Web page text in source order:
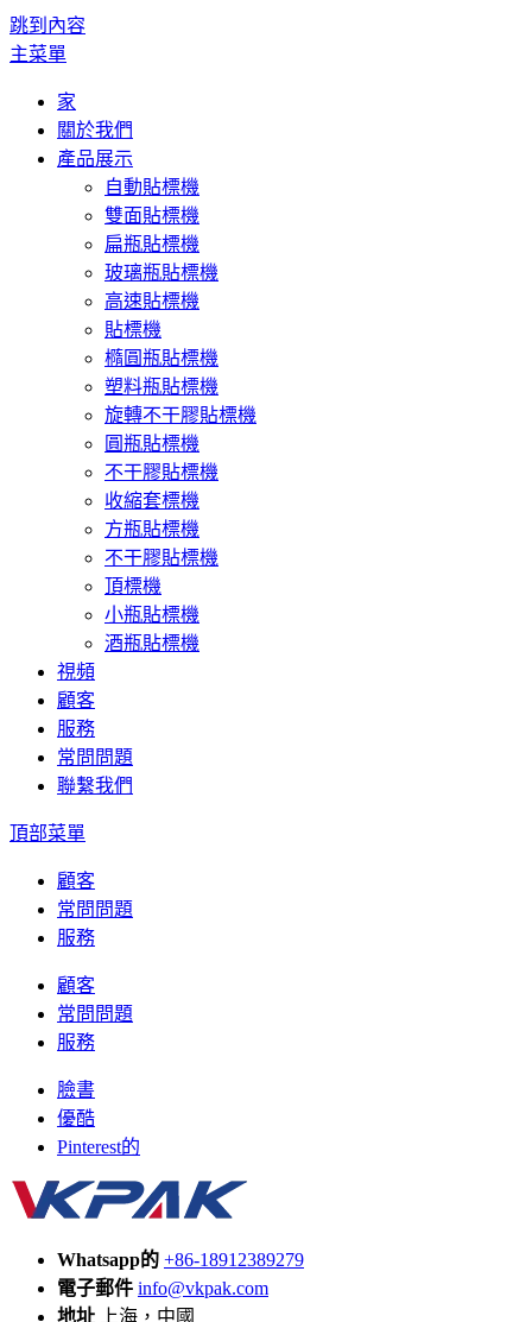
跳到內容
主菜單
家
關於我們
產品展示
自動貼標機
雙面貼標機
扁瓶貼標機
玻璃瓶貼標機
高速貼標機
貼標機
橢圓瓶貼標機
塑料瓶貼標機
旋轉不干膠貼標機
圓瓶貼標機
不干膠貼標機
收縮套標機
方瓶貼標機
不干膠貼標機
頂標機
小瓶貼標機
酒瓶貼標機
視頻
顧客
服務
常問問題
聯繫我們
頂部菜單
顧客
常問問題
服務
顧客
常問問題
服務
臉書
優酷
Pinterest的
Whatsapp的 +86-18912389279
電子郵件 info@vkpak.com
地址 上海，中國